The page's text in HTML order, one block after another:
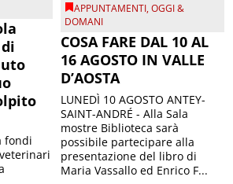
fondi
APPUNTAMENTI,OGGI &
DOMANI
COSA FARE DAL 10 AL
16 AGOSTO IN VALLE
D’AOSTA
LUNEDÌ 10 AGOSTO ANTEY-
SAINT-ANDRÉ - Alla Sala
mostre Biblioteca sarà
possibile partecipare alla
presentazione del libro di
Maria Vassallo ed Enrico F...